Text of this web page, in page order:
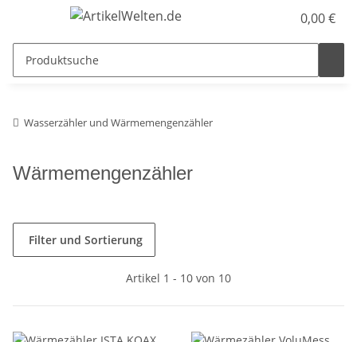
0,00 €
Wasserzähler und Wärmemengenzähler
Wärmemengenzähler
Filter und Sortierung
Artikel 1 - 10 von 10